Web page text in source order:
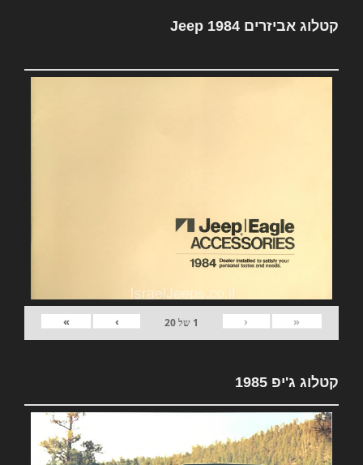
קטלוג אביזרים Jeep 1984
«
‹
1 של20
›
»
קטלוג ג'יפ 1985